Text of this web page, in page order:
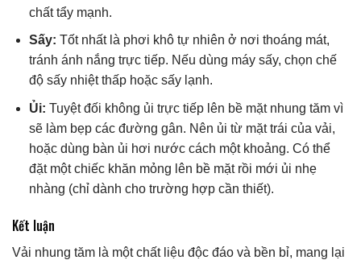
chất tẩy mạnh.
Sấy: Tốt nhất là phơi khô tự nhiên ở nơi thoáng mát,
tránh ánh nắng trực tiếp. Nếu dùng máy sấy, chọn chế
độ sấy nhiệt thấp hoặc sấy lạnh.
Ủi: Tuyệt đối không ủi trực tiếp lên bề mặt nhung tăm vì
sẽ làm bẹp các đường gân. Nên ủi từ mặt trái của vải,
hoặc dùng bàn ủi hơi nước cách một khoảng. Có thể
đặt một chiếc khăn mỏng lên bề mặt rồi mới ủi nhẹ
nhàng (chỉ dành cho trường hợp cần thiết).
Kết luận
Vải nhung tăm là một chất liệu độc đáo và bền bỉ, mang lại